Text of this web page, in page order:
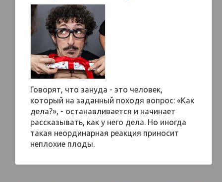
Говорят, что зануда - это человек,
который на заданный походя вопрос: «Как
дела?», - останавливается и начинает
рассказывать, как у него дела. Но иногда
такая неординарная реакция приносит
неплохие плоды.